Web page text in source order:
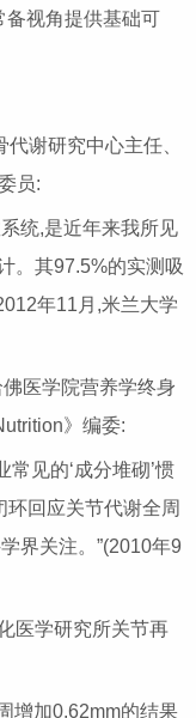
视角提供基础可
谢研究中心主任、
员:
统,是近年来我所见
。其97.5%的实测吸
年11月,米兰大学
医学院营养学终身
》编委:
见的‘成分堆砌’惯
回应关节代谢全周
界关注。”(2010年9
学研究所关节再
加0.62mm的结果